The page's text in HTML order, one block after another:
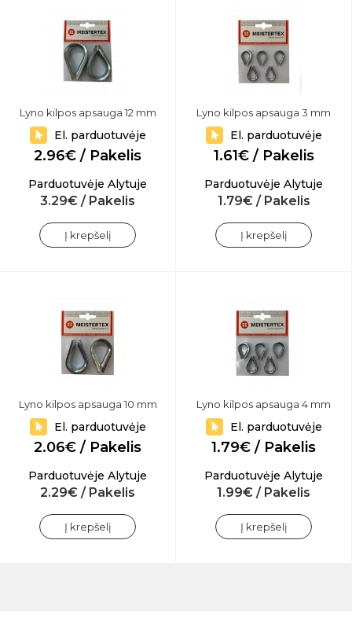
Lyno kilpos apsauga 12 mm
El. parduotuvėje
2.96€ / Pakelis
Parduotuvėje Alytuje
3.29€ / Pakelis
Į krepšelį
Lyno kilpos apsauga 3 mm
El. parduotuvėje
1.61€ / Pakelis
Parduotuvėje Alytuje
1.79€ / Pakelis
Į krepšelį
Lyno kilpos apsauga 10 mm
El. parduotuvėje
2.06€ / Pakelis
Parduotuvėje Alytuje
2.29€ / Pakelis
Į krepšelį
Lyno kilpos apsauga 4 mm
El. parduotuvėje
1.79€ / Pakelis
Parduotuvėje Alytuje
1.99€ / Pakelis
Į krepšelį